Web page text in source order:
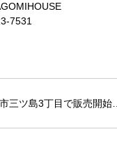
7531
三ツ島3丁目で販売開始…